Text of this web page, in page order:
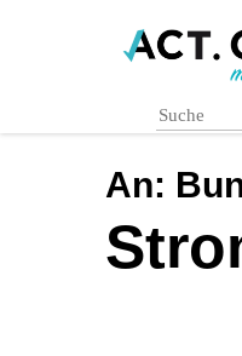
An: